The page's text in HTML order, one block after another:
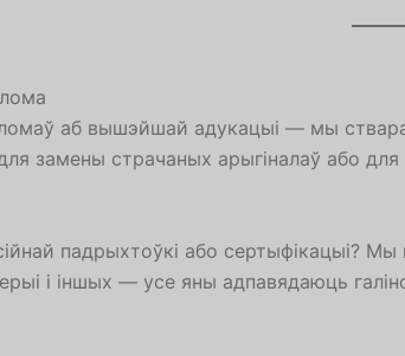
аб вышэйшай адукацыі — мы
замены страчаных арыгіналаў або
падрыхтоўкі або сертыфікацыі? Мы
і іншых — усе яны адпавядаюць